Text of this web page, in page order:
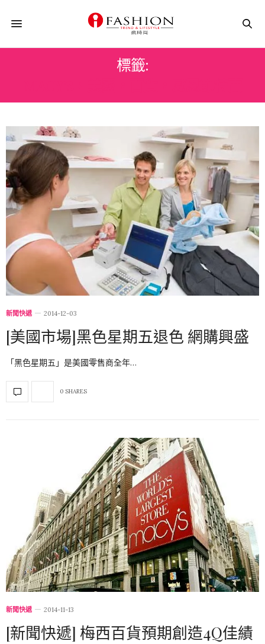
標籤:
新聞快遞 2014-12-03
[美國市場]黑色星期五退色 網購興盛
「黑色星期五」是美國零售商全年…
0 SHARES
新聞快遞 2014-11-13
[新聞快遞] 梅西百貨預期創造4Q佳績